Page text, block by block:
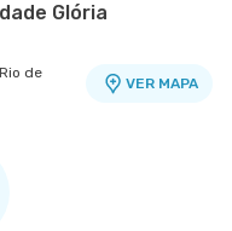
Glória
de
VER MAPA